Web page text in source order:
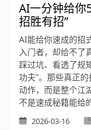
AI一分钟给你
招胜有招”
AI能给你速成的招
入门者，却给不了
踩过坑、看透了规
功夫”。那些真正
动作，而是整个江
不是速成秘籍能给
2026-03-16